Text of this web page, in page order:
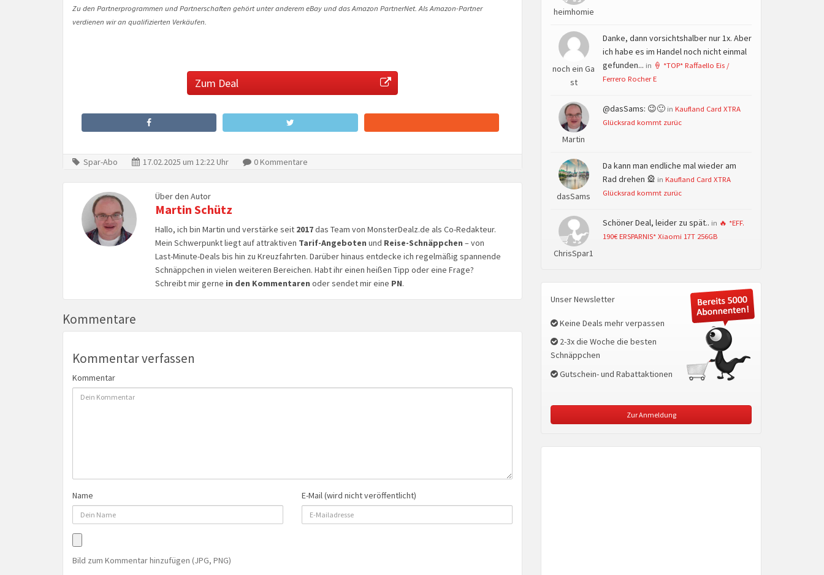
Zu den Partnerprogrammen und Partnerschaften gehört unter anderem eBay und das Amazon PartnerNet. Als Amazon-Partner
verdienen wir an qualifizierten Verkäufen.
Zum Deal
Spar-Abo 17.02.2025 um 12:22 Uhr 0 Kommentare
Über den Autor
Martin Schütz
Hallo, ich bin Martin und verstärke seit 2017das Team von MonsterDealz.de als Co-Redakteur.
Mein Schwerpunkt liegt auf attraktiven Tarif-Angeboten und Reise-Schnäppchen – von
Last-Minute-Deals bis hin zu Kreuzfahrten. Darüber hinaus entdecke ich regelmäßig spannende
Schnäppchen in vielen weiteren Bereichen. Habt ihr einen heißen Tipp oder eine Frage?
Schreibt mir gerne in den Kommentaren oder sendet mir eine PN.
Kommentare
Kommentar verfassen
Kommentar
Name E-Mail (wird nicht veröffentlicht)
Bild zum Kommentar hinzufügen (JPG, PNG)
heimhomie
noch ein Ga
st
Danke, dann vorsichtshalber nur 1x. Aber
ich habe es im Handel noch nicht einmal
gefunden... in 🍦 *TOP* Raffaello Eis /
Ferrero Rocher E
Martin
@dasSams: 😉🙂 in Kaufland Card XTRA
Glücksrad kommt zurüc
dasSams
Da kann man endliche mal wieder am
Rad drehen 🎡 in Kaufland Card XTRA
Glücksrad kommt zurüc
ChrisSpar1
Schöner Deal, leider zu spät.. in 🔥 *EFF.
190€ ERSPARNIS* Xiaomi 17T 256GB
Unser Newsletter
Keine Deals mehr verpassen
2-3x die Woche die besten
Schnäppchen
Gutschein- und Rabattaktionen
Zur Anmeldung